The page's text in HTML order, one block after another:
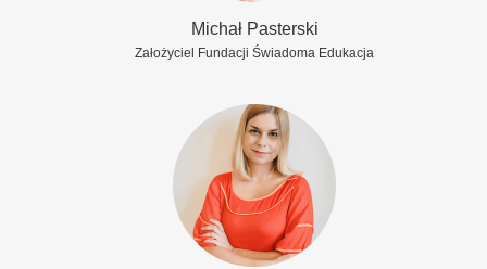
Michał Pasterski
Założyciel Fundacji Świadoma Edukacja